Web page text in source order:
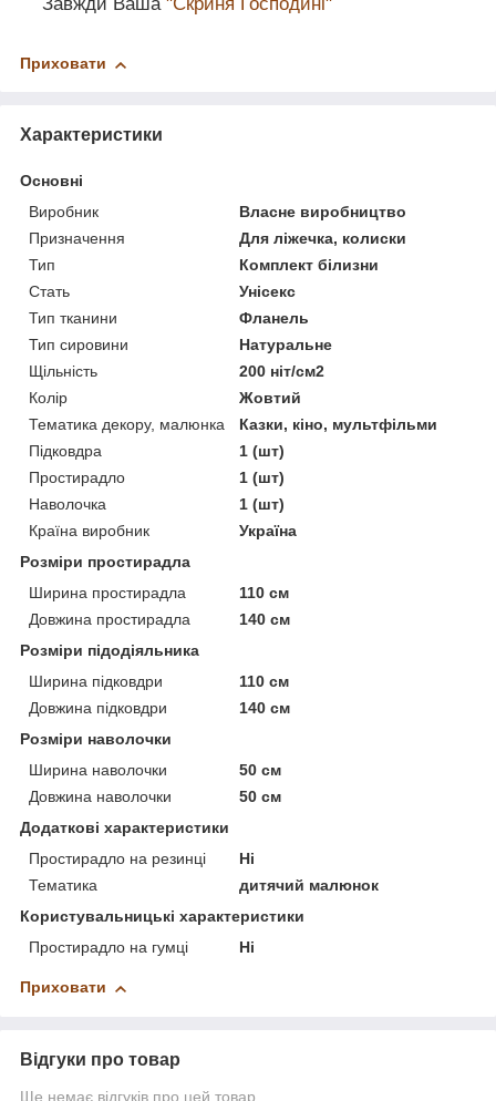
Приховати
Характеристики
Основні
Виробник
Власне виробництво
Призначення
Для ліжечка, колиски
Тип
Комплект білизни
Стать
Унісекс
Тип тканини
Фланель
Тип сировини
Натуральне
Щільність
200 ніт/см2
Колір
Жовтий
Тематика декору, малюнка
Казки, кіно, мультфільми
Підковдра
1 (шт)
Простирадло
1 (шт)
Наволочка
1 (шт)
Країна виробник
Україна
Розміри простирадла
Ширина простирадла
110 см
Довжина простирадла
140 см
Розміри підодіяльника
Ширина підковдри
110 см
Довжина підковдри
140 см
Розміри наволочки
Ширина наволочки
50 см
Довжина наволочки
50 см
Додаткові характеристики
Простирадло на резинці
Ні
Тематика
дитячий малюнок
Користувальницькі характеристики
Простирадло на гумці
Ні
Приховати
Відгуки про товар
Ще немає відгуків про цей товар